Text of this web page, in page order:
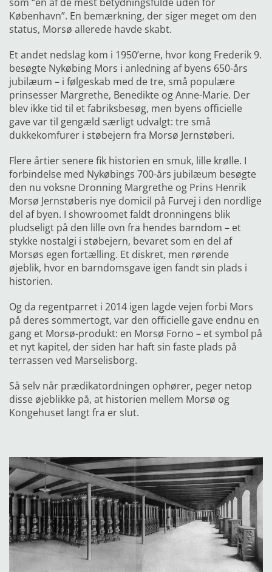
København”. En bemærkning, der siger meget om den
status, Morsø allerede havde skabt.
Et andet nedslag kom i 1950’erne, hvor kong Frederik 9.
besøgte Nykøbing Mors i anledning af byens 650-års
jubilæum – i følgeskab med de tre, små populære
prinsesser Margrethe, Benedikte og Anne-Marie. Der
blev ikke tid til et fabriksbesøg, men byens officielle
gave var til gengæld særligt udvalgt: tre små
dukkekomfurer i støbejern fra Morsø Jernstøberi.
Flere årtier senere fik historien en smuk, lille krølle. I
forbindelse med Nykøbings 700-års jubilæum besøgte
den nu voksne Dronning Margrethe og Prins Henrik
Morsø Jernstøberis nye domicil på Furvej i den nordlige
del af byen. I showroomet faldt dronningens blik
pludseligt på den lille ovn fra hendes barndom – et
stykke nostalgi i støbejern, bevaret som en del af
Morsøs egen fortælling. Et diskret, men rørende
øjeblik, hvor en barndomsgave igen fandt sin plads i
historien.
Og da regentparret i 2014 igen lagde vejen forbi Mors
på deres sommertogt, var den officielle gave endnu en
gang et Morsø-produkt: en Morsø Forno – et symbol på
et nyt kapitel, der siden har haft sin faste plads på
terrassen ved Marselisborg.
Så selv når prædikatordningen ophører, peger netop
disse øjeblikke på, at historien mellem Morsø og
Kongehuset langt fra er slut.